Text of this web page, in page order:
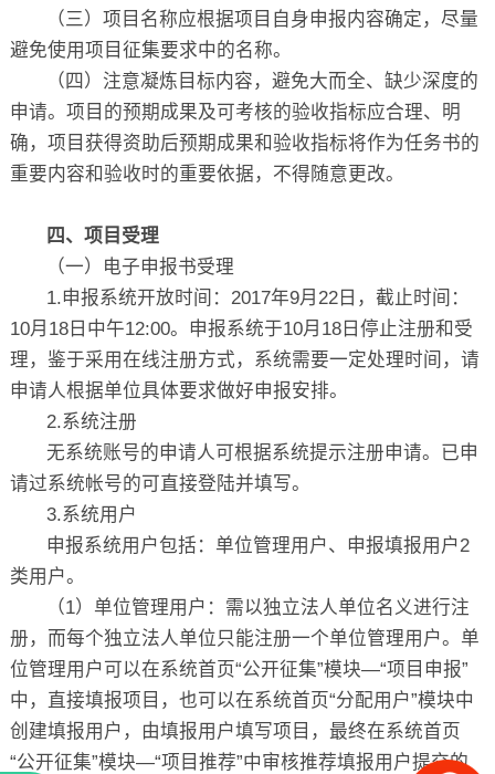
（三）项目名称应根据项目自身申报内容确定，尽量
避免使用项目征集要求中的名称。
（四）注意凝炼目标内容，避免大而全、缺少深度的
申请。项目的预期成果及可考核的验收指标应合理、明
确，项目获得资助后预期成果和验收指标将作为任务书的
重要内容和验收时的重要依据，不得随意更改。
四、项目受理
（一）电子申报书受理
1.申报系统开放时间：2017年9月22日，截止时间：
10月18日中午12:00。申报系统于10月18日停止注册和受
理，鉴于采用在线注册方式，系统需要一定处理时间，请
申请人根据单位具体要求做好申报安排。
2.系统注册
无系统账号的申请人可根据系统提示注册申请。已申
请过系统帐号的可直接登陆并填写。
3.系统用户
申报系统用户包括：单位管理用户、申报填报用户2
类用户。
（1）单位管理用户：需以独立法人单位名义进行注
册，而每个独立法人单位只能注册一个单位管理用户。单
位管理用户可以在系统首页“公开征集”模块—“项目申报”
中，直接填报项目，也可以在系统首页“分配用户”模块中
创建填报用户，由填报用户填写项目，最终在系统首页
“公开征集”模块—“项目推荐”中审核推荐填报用户提交的